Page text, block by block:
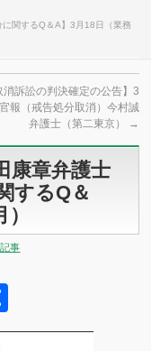
に関するQ＆A】3月18日（業務
消訴訟の判決確定の公告】3
報（戒告処分取消）今村誠
弁護士（第二東京）
→
康章弁護士
するQ＆
事
有